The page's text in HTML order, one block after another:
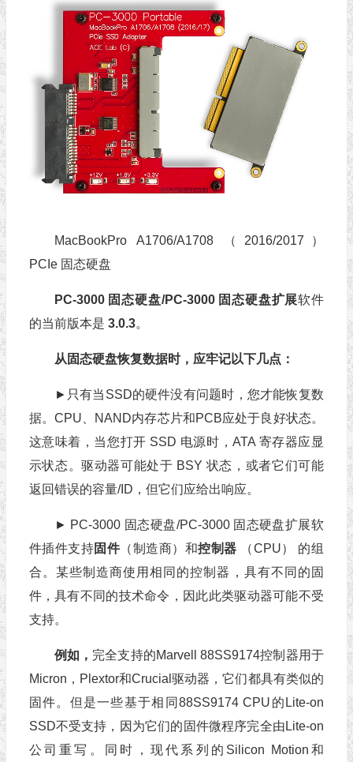
MacBookPro A1706/A1708 （2016/2017）
PCIe 固态硬盘
PC-3000 固态硬盘/PC-3000 固态硬盘扩展软件
的当前版本是 3.0.3。
从固态硬盘恢复数据时，应牢记以下几点：
►只有当SSD的硬件没有问题时，您才能恢复数
据。CPU、NAND内存芯片和PCB应处于良好状态。
这意味着，当您打开 SSD 电源时，ATA 寄存器应显
示状态。驱动器可能处于 BSY 状态，或者它们可能
返回错误的容量/ID，但它们应给出响应。
► PC-3000 固态硬盘/PC-3000 固态硬盘扩展软
件插件支持固件（制造商）和控制器 （CPU） 的组
合。某些制造商使用相同的控制器，具有不同的固
件，具有不同的技术命令，因此此类驱动器可能不受
支持。
例如， 完全支持的Marvell 88SS9174控制器用于
Micron，Plextor和Crucial驱动器，它们都具有类似的
固件。但是一些基于相同88SS9174 CPU的Lite-on
SSD不受支持，因为它们的固件微程序完全由Lite-on
公司重写。同时，现代系列的Silicon Motion和